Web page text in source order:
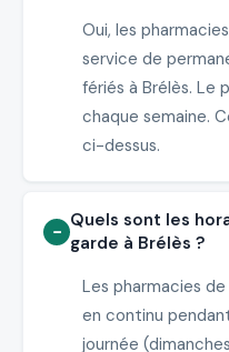
Oui, les
service de
fériés à Brélès. Le
chaque semaine.
ci-dessus.
Quels sont les
garde à Brélès ?
Les pharmacies
en continu
journée